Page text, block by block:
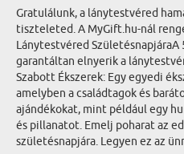
Gratulálunk, a lánytestvéred
tiszteleted. A MyGift.hu-nál
Lánytestvéred
garantáltan elnyerik a
Szabott Ékszerek: Egy egyedi
amelyben a családtagok és
ajándékokat, mint például egy
és pillanatot. Emelj poharat az
születésnapjára. Legyen ez az